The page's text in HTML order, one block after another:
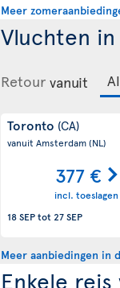
Meer
Vluchten
Retour vanuit
Toronto (CA)
vanuit Amsterdam(NL)
377 €
incl. toeslagen
18 SEPtot 27 SEP
Meer aanbiedingen in
Enkele